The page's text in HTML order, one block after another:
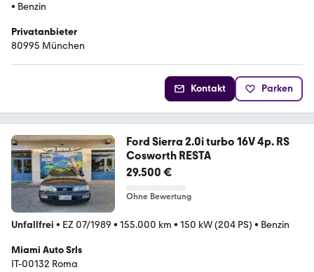
• Benzin
Privatanbieter
80995 München
Kontakt Parken
Ford Sierra 2.0i turbo 16V 4p. RS
Cosworth RESTA
29.500 €
Ohne Bewertung
Unfallfrei • EZ 07/1989 • 155.000 km • 150 kW (204 PS) • Benzin
Miami Auto Srls
IT-00132 Roma